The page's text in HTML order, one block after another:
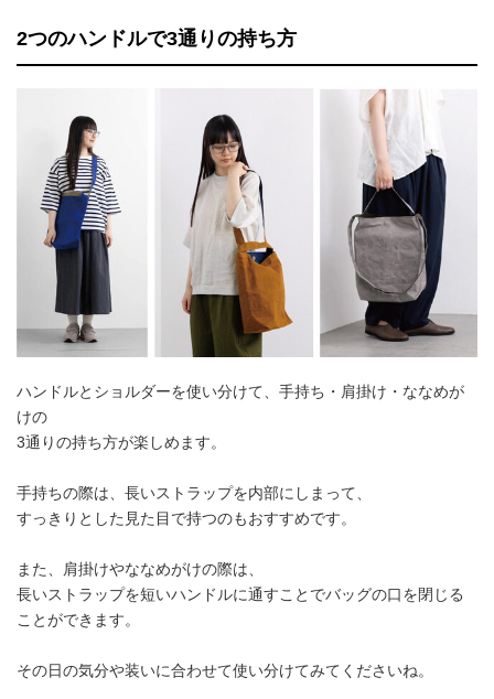
2つのハンドルで3通りの持ち方
ハンドルとショルダーを使い分けて、手持ち・肩掛け・ななめが
けの
3通りの持ち方が楽しめます。
手持ちの際は、長いストラップを内部にしまって、
すっきりとした見た目で持つのもおすすめです。
また、肩掛けやななめがけの際は、
長いストラップを短いハンドルに通すことでバッグの口を閉じる
ことができます。
その日の気分や装いに合わせて使い分けてみてくださいね。